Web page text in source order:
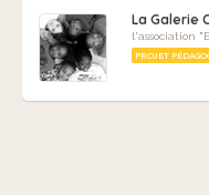
La Galerie
l'association
PROJET